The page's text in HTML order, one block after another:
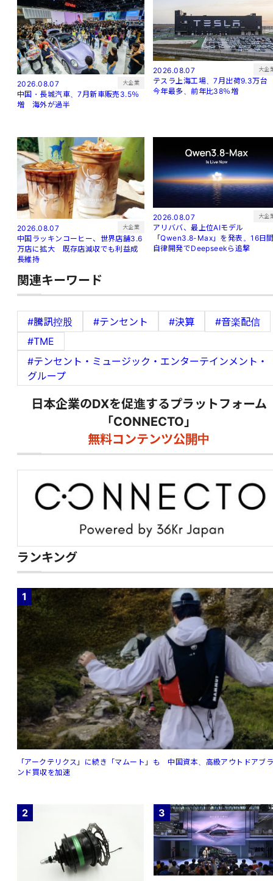
2026.08.07 大企業
中国・長城汽車、7月新車販売3.5％
増 海外が過半
2026.08.07 大企
テスラ上海工場、7月出荷9.3万
今年最多、前年比38％増
2026.08.07 大企業
中国ラッキンコーヒー、世界店舗3.6
万店に拡大 既存店減収でも利益成
長維持
2026.08.07 大企
アリババ、最上位AIモデル
「Qwen3.8-Max」を発表。16日
自律開発でDeepseekら追撃
関連キーワード
#騰訊控股 #テンセント #決算
#音楽配信
#TME
#テンセント・ミュージック・エンターテインメント・
グループ
日本企業のDXを促進するプラットフォーム
「CONNECTO」
無料コンテンツ公開中
ランキング
1
「アークテリクス」に続き「マムート」も 中国資本、高級アウトドアブ
ンド買収を加速
2 3